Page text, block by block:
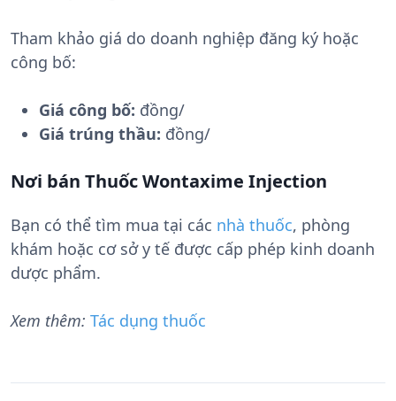
Tham khảo giá do doanh nghiệp đăng ký hoặc
công bố:
Giá công bố: đồng/
Giá trúng thầu: đồng/
Nơi bán Thuốc Wontaxime Injection
Bạn có thể tìm mua tại các nhà thuốc, phòng
khám hoặc cơ sở y tế được cấp phép kinh doanh
dược phẩm.
Xem thêm: Tác dụng thuốc